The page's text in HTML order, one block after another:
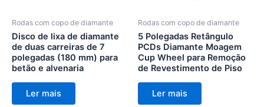
Rodas com copo de diamante
Disco de lixa de diamante
de duas carreiras de 7
polegadas (180 mm) para
betão e alvenaria
Ler mais
Rodas com copo de diamante
5 Polegadas Retângulo
PCDs Diamante Moagem
Cup Wheel para Remoção
de Revestimento de Piso
Ler mais